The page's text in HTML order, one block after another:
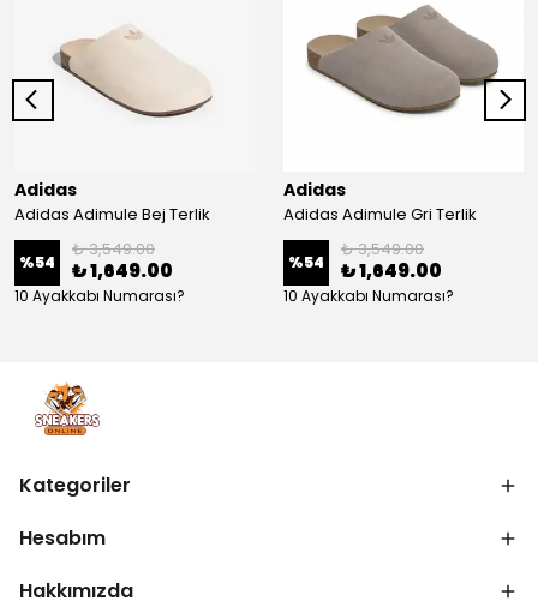
Adidas
Adidas Adimule Bej Terlik
%54
₺ 3,549.00
₺ 1,649.00
10 Ayakkabı Numarası?
Adidas
Adidas Adimule Gri Terlik
%54
₺ 3,549.00
₺ 1,649.00
10 Ayakkabı Numarası?
Kategoriler
Hesabım
Hakkımızda